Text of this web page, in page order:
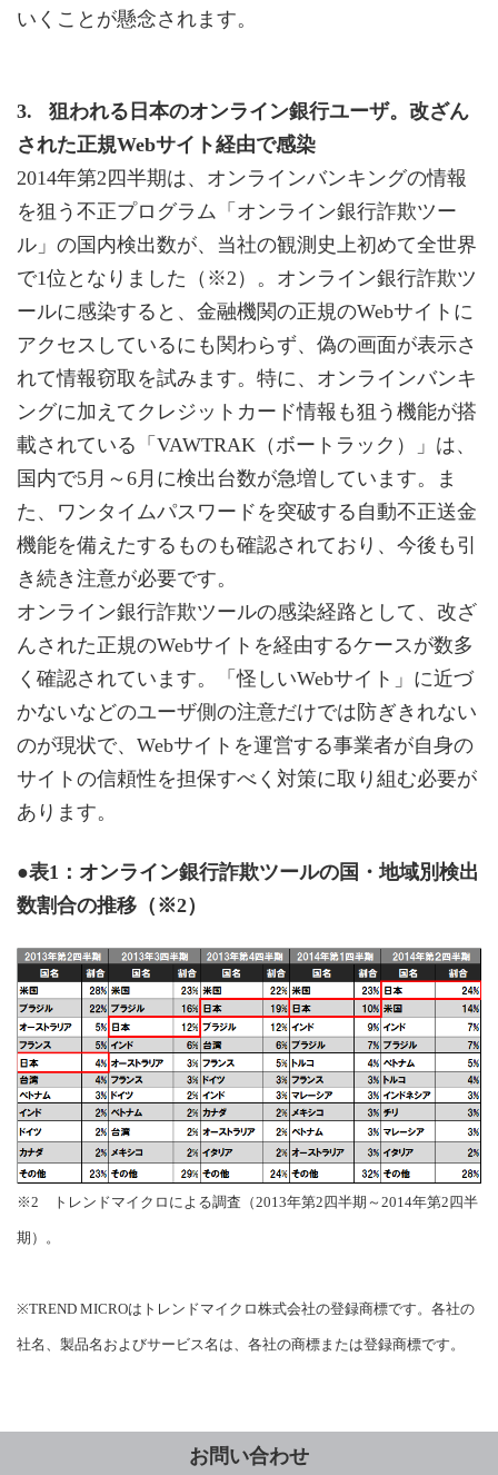
いくことが懸念されます。
3. 狙われる日本のオンライン銀行ユーザ。改ざん
された正規Webサイト経由で感染
2014年第2四半期は、オンラインバンキングの情報
を狙う不正プログラム「オンライン銀行詐欺ツー
ル」の国内検出数が、当社の観測史上初めて全世界
で1位となりました（※2）。オンライン銀行詐欺ツ
ールに感染すると、金融機関の正規のWebサイトに
アクセスしているにも関わらず、偽の画面が表示さ
れて情報窃取を試みます。特に、オンラインバンキ
ングに加えてクレジットカード情報も狙う機能が搭
載されている「VAWTRAK（ボートラック）」は、
国内で5月～6月に検出台数が急増しています。ま
た、ワンタイムパスワードを突破する自動不正送金
機能を備えたするものも確認されており、今後も引
き続き注意が必要です。
オンライン銀行詐欺ツールの感染経路として、改ざ
んされた正規のWebサイトを経由するケースが数多
く確認されています。「怪しいWebサイト」に近づ
かないなどのユーザ側の注意だけでは防ぎきれない
のが現状で、Webサイトを運営する事業者が自身の
サイトの信頼性を担保すべく対策に取り組む必要が
あります。
●表1：オンライン銀行詐欺ツールの国・地域別検出
数割合の推移（※2）
※2 トレンドマイクロによる調査（2013年第2四半期～2014年第2四半
期）。
※TREND MICROはトレンドマイクロ株式会社の登録商標です。各社の
社名、製品名およびサービス名は、各社の商標または登録商標です。
お問い合わせ